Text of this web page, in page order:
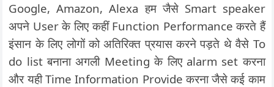
Google, Amazon, Alexa हम जैसे Smart speaker
अपने User के लिए कहीं Function Performance करते हैं
इंसान के लिए लोगों को अतिरिक्त प्रयास करने पड़ते थे वैसे To
do list बनाना अगली Meeting के लिए alarm set करना
और यही Time Information Provide करना जैसे कई काम